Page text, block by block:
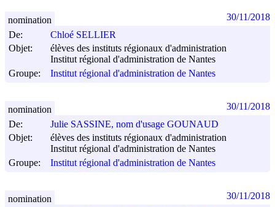
De:
Chloé SELLIER
Objet:
élèves des instituts régionaux d'administration
Institut régional d'administration de Nantes
Groupe:
Institut régional d'administration de Nantes
nomination 30/11/2018
De:
Julie SASSINE, nom d'usage GOUNAUD
Objet:
élèves des instituts régionaux d'administration
Institut régional d'administration de Nantes
Groupe:
Institut régional d'administration de Nantes
nomination 30/11/2018
nomination 30/11/2018